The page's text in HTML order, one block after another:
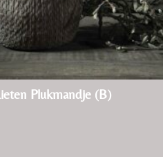
Plukmandje (B)